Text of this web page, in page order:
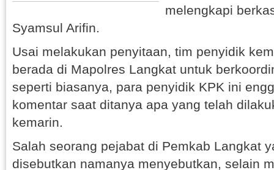
melengkapi
Syamsul Arifin.
Usai melakukan penyitaan, tim penyidik
berada di Mapolres Langkat untuk
seperti biasanya, para penyidik KPK ini
komentar saat ditanya apa yang telah
kemarin.
Salah seorang pejabat di Pemkab Langkat
disebutkan namanya menyebutkan, selain